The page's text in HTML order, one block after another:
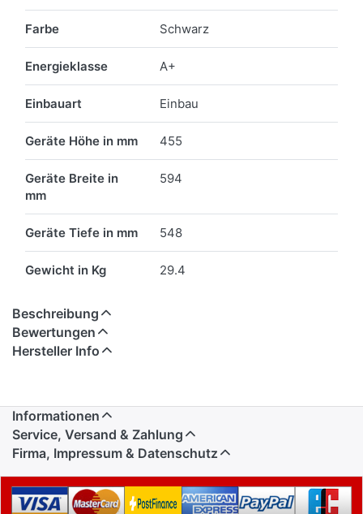
Farbe Schwarz
Energieklasse A+
Einbauart Einbau
Geräte Höhe in mm 455
Geräte Breite in
mm
594
Geräte Tiefe in mm 548
Gewicht in Kg 29.4
Beschreibung
Bewertungen
Hersteller Info
Informationen
Service, Versand & Zahlung
Firma, Impressum & Datenschutz